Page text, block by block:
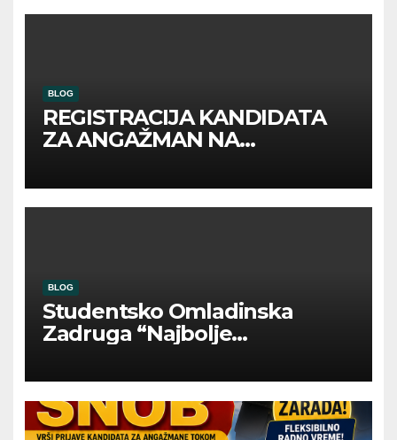
BLOG
REGISTRACIJA KANDIDATA
ZA ANGAŽMAN NA
BLOG
Studentsko Omladinska
Zadruga “Najbolje